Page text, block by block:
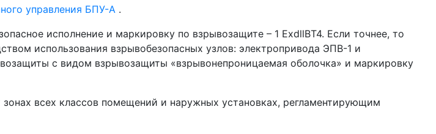
управления БПУ-А .
исполнение и маркировку по взрывозащите – 1 ExdllBT4. Если точнее, то
использования взрывобезопасных узлов: электропривода ЭПВ-1 и
с видом взрывозащиты «взрывонепроницаемая оболочка» и маркировку
всех классов помещений и наружных установках, регламентирующим